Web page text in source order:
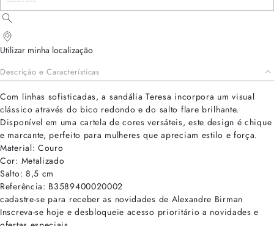
Utilizar minha localização
Descrição e Características
Com linhas sofisticadas, a sandália Teresa incorpora um visual
clássico através do bico redondo e do salto flare brilhante.
Disponível em uma cartela de cores versáteis, este design é chique
e marcante, perfeito para mulheres que apreciam estilo e força.
Material: Couro
Cor: Metalizado
Salto: 8,5 cm
Referência: B3589400020002
cadastre-se para receber as novidades de Alexandre Birman
Inscreva-se hoje e desbloqueie acesso prioritário a novidades e